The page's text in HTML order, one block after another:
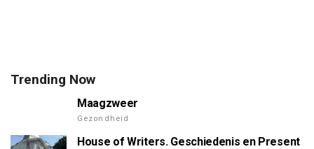
Trending Now
Maagzweer
Gezondheid
House of Writers. Geschiedenis en Present